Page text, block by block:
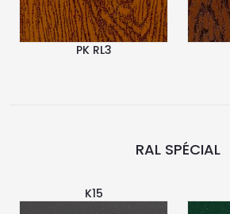
PK RL3
RAL SPÉCIAL
K15